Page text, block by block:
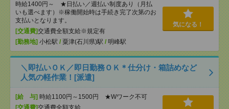
時給1400円～ ★日払い／週払い制度あり（月払
いも選べます）※稼働開始時は手続き完了次第のお
支払いとなります。
[交通費]交通費全額支給※規定有
[勤務地] 小松駅 / 粟津(石川県)駅 / 明峰駅
気になる！
＼即払いＯＫ／即日勤務ＯＫ＊仕分け・箱詰めなど
人気の軽作業！[派遣]
[給 与] 時給1100円～1500円 ★Wワーク不可
[交通費]交通費全額支給